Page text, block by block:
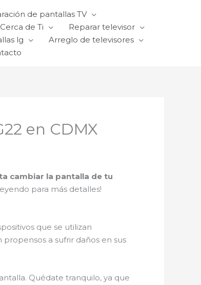
de pantallas TV
de Ti
Reparar televisor
lg
Arreglo de televisores
en CDMX
cambiar la pantalla de tu
para más detalles!
que se utilizan
a sufrir daños en sus
Quédate tranquilo, ya que